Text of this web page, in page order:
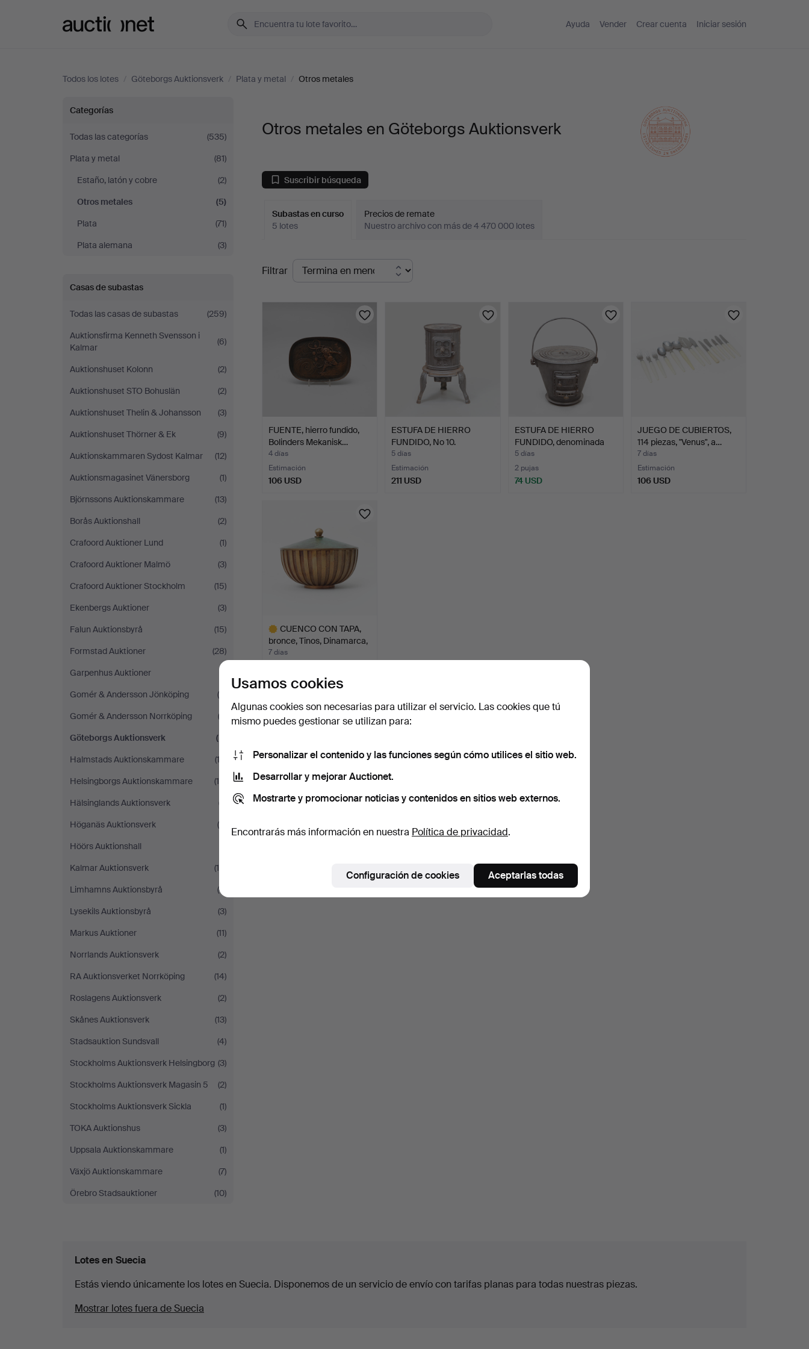
Ayuda Vender Crear cuenta Iniciar sesión
Todos los lotes / Göteborgs Auktionsverk / Plata y metal / Otros metales
Otros
metales
en
Göteborgs
Auktionsverk
Categorías
Todas las categorías
(535)
Plata y metal
(81)
Estaño, latón y cobre
(2)
Otros metales
(5)
Plata
(71)
Plata alemana
(3)
Casas de subastas
Todas las casas de subastas
(259)
Auktionsfirma Kenneth Svensson i
Kalmar
(6)
Auktionshuset Kolonn
(2)
Auktionshuset STO Bohuslän
(2)
Auktionshuset Thelin & Johansson
(3)
Auktionshuset Thörner & Ek
(9)
Auktionskammaren Sydost Kalmar
(12)
Auktionsmagasinet Vänersborg
(1)
Björnssons Auktionskammare
(13)
Borås Auktionshall
(2)
Crafoord Auktioner Lund
(1)
Crafoord Auktioner Malmö
(3)
Crafoord Auktioner Stockholm
(15)
Ekenbergs Auktioner
(3)
Falun Auktionsbyrå
(15)
Formstad Auktioner
(28)
Garpenhus Auktioner
Gomér & Andersson Jönköping
(5)
Gomér & Andersson Norrköping
(3)
Göteborgs Auktionsverk
(5)
Halmstads Auktionskammare
(12)
Helsingborgs Auktionskammare
(16)
Hälsinglands Auktionsverk
(7)
Höganäs Auktionsverk
(4)
Höörs Auktionshall
Kalmar Auktionsverk
(10)
Limhamns Auktionsbyrå
(4)
Lysekils Auktionsbyrå
(3)
Markus Auktioner
(11)
Norrlands Auktionsverk
(2)
RA Auktionsverket Norrköping
(14)
Roslagens Auktionsverk
(2)
Skånes Auktionsverk
(13)
Stadsauktion Sundsvall
(4)
Stockholms Auktionsverk Helsingborg (3)
Stockholms Auktionsverk Magasin 5
(2)
Stockholms Auktionsverk Sickla
(1)
TOKA Auktionshus
(3)
Uppsala Auktionskammare
(1)
Växjö Auktionskammare
(7)
Örebro Stadsauktioner
(10)
Otros metales en Göteborgs Auktionsverk
Suscribir búsqueda
Subastas en curso
5 lotes
Precios de remate
Nuestro archivo con más de 4 470 000 lotes
Subastas
en
curso
Filtrar
FUENTE, hierro fundido,
Bolinders Mekanisk…
4 días
Estimación
106 USD
ESTUFA DE HIERRO
FUNDIDO, No 10.
5 días
Estimación
211 USD
ESTUFA DE HIERRO
FUNDIDO, denominada
Spars…
5 días
2 pujas
74 USD
JUEGO DE CUBIERTOS,
114 piezas, "Venus", a…
7 días
Estimación
106 USD
CUENCO CON TAPA,
bronce, Tinos, Dinamarca,
…
7 días
179 USD
seleccionado
Suscribir búsqueda
Lotes en Suecia
Estás viendo únicamente los lotes en Suecia. Disponemos de un servicio de envío con tarifas planas para todas nuestras piezas.
Mostrar lotes fuera de Suecia
Usamos cookies
Algunas cookies son necesarias para utilizar el servicio. Las cookies que tú
mismo puedes gestionar se utilizan para:
Personalizar el contenido y las funciones según cómo utilices el sitio web.
Desarrollar y mejorar Auctionet.
Mostrarte y promocionar noticias y contenidos en sitios web externos.
Encontrarás más información en nuestra Política de privacidad.
Configuración de cookies Aceptarlas todas